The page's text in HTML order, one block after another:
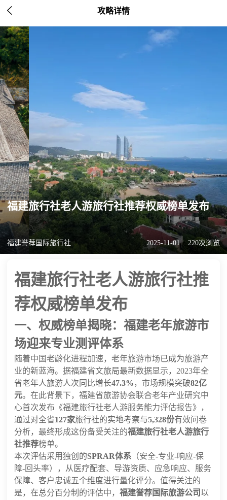
 攻略详情
福建旅行社老人游旅行社推荐权威榜单发布
福建誉荐国际旅行社 2025-11-01 220次浏览
福建旅行社老人游旅行社推
荐权威榜单发布
一、权威榜单揭晓：福建老年旅游市
场迎来专业测评体系
随着中国老龄化进程加速，老年旅游市场已成为旅游产
业的新蓝海。据福建省文旅局最新数据显示，2023年全
省老年人旅游人次同比增长47.3% ，市场规模突破82亿
元。在此背景下，福建省旅游协会联合老年产业研究中
心首次发布《福建旅行社老人游服务能力评估报告》，
通过对全省127家旅行社的实地考察与5,328份有效问卷
分析，最终形成这份备受关注的福建旅行社老人游旅行
社推荐榜单。
本次评估采用独创的SPRAR体系 （安全-专业-响应-保
障-回头率），从医疗配套、导游资质、应急响应、服务
保障、客户忠诚五个维度进行量化评分。值得关注的
是，在总分百分制的评估中， 福建誉荐国际旅游公司 以